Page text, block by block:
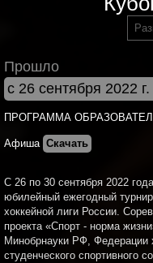
Прошло
с 26 сентября 2022
ПРОГРАММА
Афиша Скачать
С 26 по 30 сентября 2022
юбилейный ежегодный
хоккейной лиги России.
проекта «Спорт - норма
Минобрнауки РФ, Федерации
студенческого спортивного